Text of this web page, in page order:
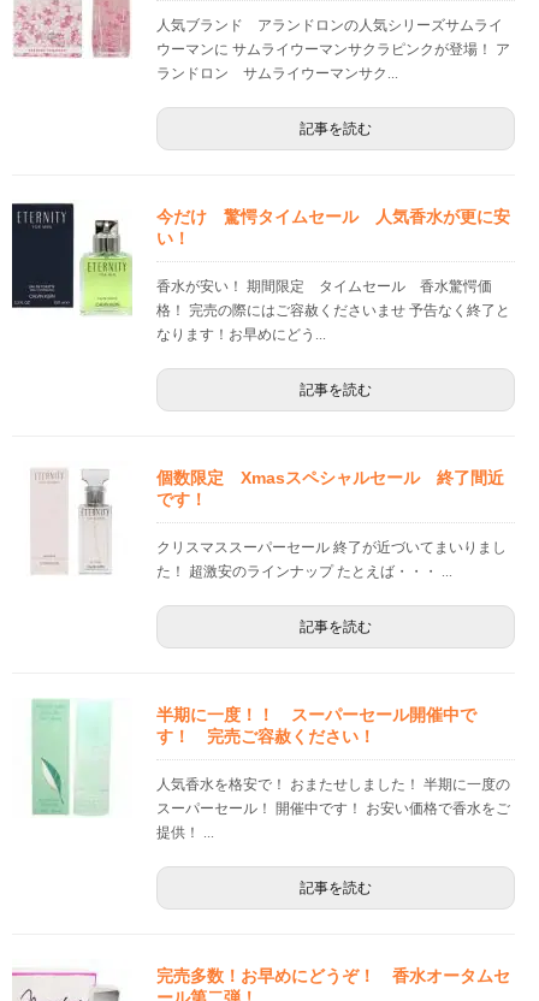
人気ブランド アランドロンの人気シリーズサムライ
ウーマンに サムライウーマンサクラピンクが登場！ ア
ランドロン サムライウーマンサク...
記事を読む
今だけ 驚愕タイムセール 人気香水が更に安
い！
香水が安い！ 期間限定 タイムセール 香水驚愕価
格！ 完売の際にはご容赦くださいませ 予告なく終了と
なります！お早めにどう...
記事を読む
個数限定 Xmasスペシャルセール 終了間近
です！
クリスマススーパーセール 終了が近づいてまいりまし
た！ 超激安のラインナップ たとえば・・・ ...
記事を読む
半期に一度！！ スーパーセール開催中で
す！ 完売ご容赦ください！
人気香水を格安で！ おまたせしました！ 半期に一度の
スーパーセール！ 開催中です！ お安い価格で香水をご
提供！ ...
記事を読む
完売多数！お早めにどうぞ！ 香水オータムセ